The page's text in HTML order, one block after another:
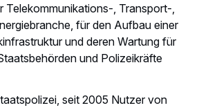
Telekommunikations-, Transport-,
für den Aufbau einer
und deren Wartung für
und Polizeikräfte
seit 2005 Nutzer von